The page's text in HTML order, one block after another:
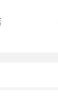
支店 ０９